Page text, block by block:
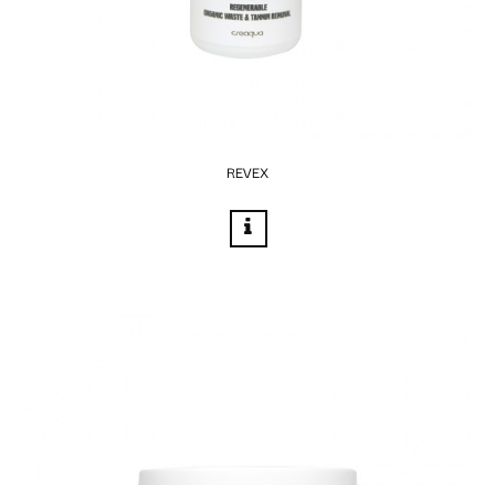
REVEX